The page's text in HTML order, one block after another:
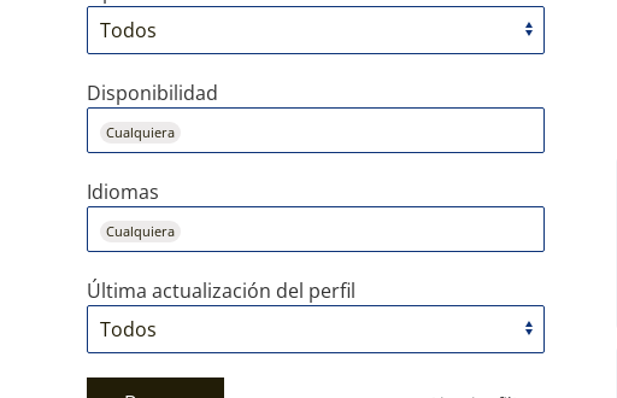
Disponibilidad
Cualquiera
Idiomas
Cualquiera
Última actualización del perfil